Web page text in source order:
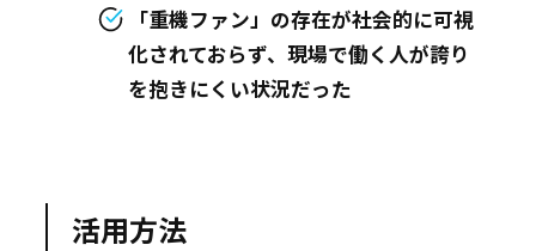
「重機ファン」の存在が社会的に可視
化されておらず、現場で働く人が誇り
を抱きにくい状況だった
活用方法